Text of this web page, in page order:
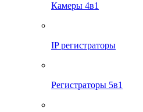
Камеры 4в1
IP регистраторы
Регистраторы 5в1